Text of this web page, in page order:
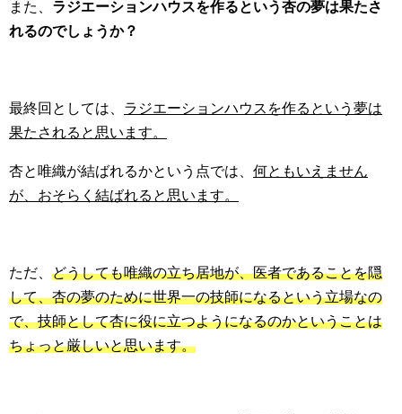
また、 ラジエーションハウスを作るという杏の夢は果たさ
れるのでしょうか？
最終回としては、 ラジエーションハウスを作るという夢は
果たされると思います。
杏と唯織が結ばれるかという点では、 何ともいえません
が、おそらく結ばれると思います。
ただ、 どうしても唯織の立ち居地が、医者であることを隠
して、杏の夢のために世界一の技師になるという立場なの
で、技師として杏に役に立つようになるのかということは
ちょっと厳しいと思います。